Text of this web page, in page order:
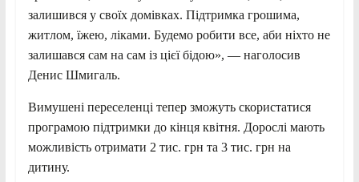
залишився у своїх домівках. Підтримка грошима,
житлом, їжею, ліками. Будемо робити все, аби ніхто не
залишався сам на сам із цієї бідою», — наголосив
Денис Шмигаль.
Вимушені переселенці тепер зможуть скористатися
програмою підтримки до кінця квітня. Дорослі мають
можливість отримати 2 тис. грн та 3 тис. грн на
дитину.